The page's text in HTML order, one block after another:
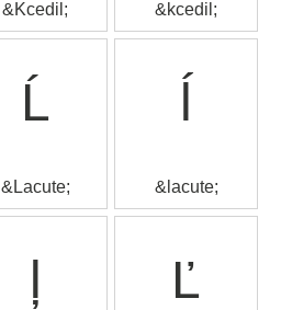
&Kcedil; &kcedil;
Ĺ
&Lacute;
ĺ
&lacute;
ļ Ľ